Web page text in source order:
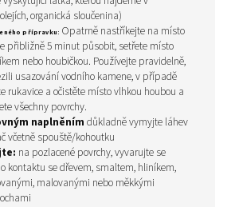
organická sloučenina)
přípravku: Opatrně nastříkejte na místo
přibližně 5 minut působit, setřete místo
nebo houbičkou. Používejte pravidelně,
usazování vodního kamene,v případě
rukavice a očistěte místo vlhkou houbou a
všechny povrchy.
naplněním důkladně vymyjte láhev
včetně spouště/kohoutku
na pozlacené povrchy, vyvarujte se
kontaktu se dřevem, smaltem, hliníkem,
malovanými nebo měkkými